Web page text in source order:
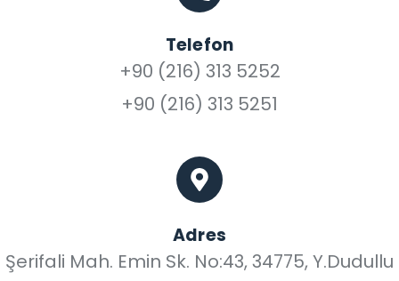
Telefon
+90 (216) 313 5252
+90 (216) 313 5251
Adres
Şerifali Mah. Emin Sk. No:43, 34775, Y.Dudullu